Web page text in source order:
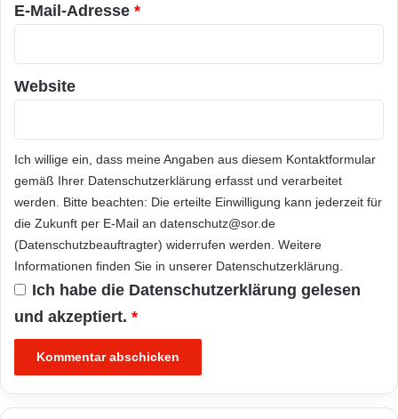
E-Mail-Adresse *
Website
Ich willige ein, dass meine Angaben aus diesem Kontaktformular
gemäß Ihrer Datenschutzerklärung erfasst und verarbeitet
werden. Bitte beachten: Die erteilte Einwilligung kann jederzeit für
die Zukunft per E-Mail an datenschutz@sor.de
(Datenschutzbeauftragter) widerrufen werden. Weitere
Informationen finden Sie in unserer Datenschutzerklärung
Ich habe die Datenschutzerklärung gelesen
und akzeptiert. *